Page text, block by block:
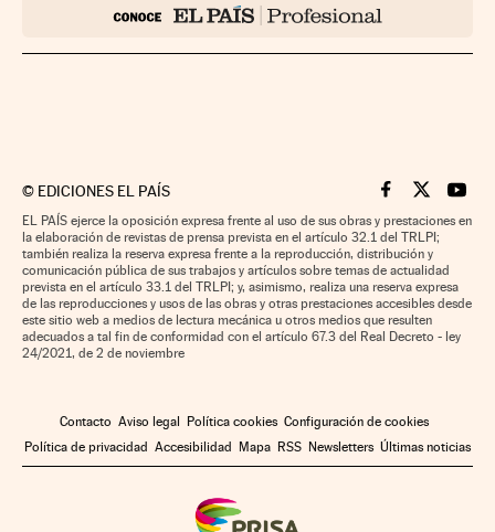
© EDICIONES EL PAÍS Cinco Días en
Cinco Días
Cinco
EL PAÍS ejerce la oposición expresa frente al uso de sus obras y prestaciones en
la elaboración de revistas de prensa prevista en el artículo 32.1 del TRLPI;
también realiza la reserva expresa frente a la reproducción, distribución y
comunicación pública de sus trabajos y artículos sobre temas de actualidad
prevista en el artículo 33.1 del TRLPI; y, asimismo, realiza una reserva expresa
de las reproducciones y usos de las obras y otras prestaciones accesibles desde
este sitio web a medios de lectura mecánica u otros medios que resulten
adecuados a tal fin de conformidad con el artículo 67.3 del Real Decreto - ley
24/2021, de 2 de noviembre
Contacto Aviso legal Política cookies Configuración de cookies
Política de privacidad Accesibilidad Mapa RSS Newsletters Últimas noticias